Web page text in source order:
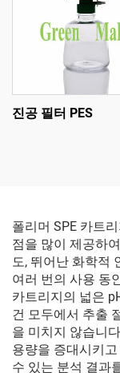
진공 필터 PES
폴리머 SPE 카트
점을 많이 제공하
도, 뛰어난 화학적
여러 번의 사용 동
카트리지의 넓은
건 모두에서 추출
을 미치지 않습니
용량을 증대시키
수 있는 분석 결과